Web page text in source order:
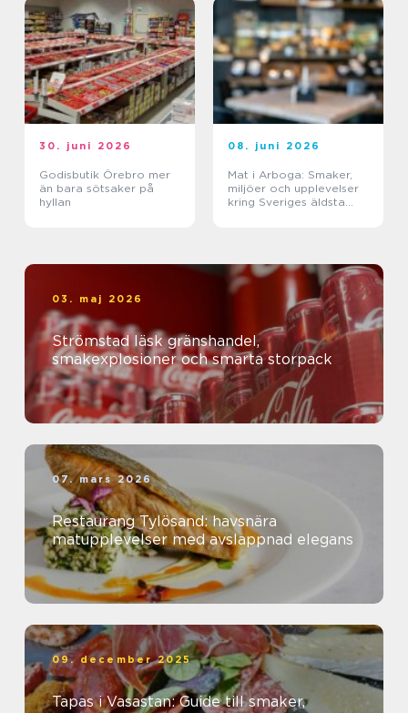
30. juni 2026
Godisbutik Örebro mer
än bara sötsaker på
hyllan
08. juni 2026
Mat i Arboga: Smaker,
miljöer och upplevelser
kring Sveriges äldsta
03. maj 2026
Strömstad läsk gränshandel,
smakexplosioner och smarta storpack
07. mars 2026
Restaurang Tylösand: havsnära
matupplevelser med avslappnad elegans
09. december 2025
Tapas i Vasastan: Guide till smaker,